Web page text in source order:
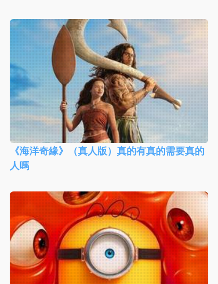
《海洋奇緣》（真人版）真的有真的需要真的
人嗎